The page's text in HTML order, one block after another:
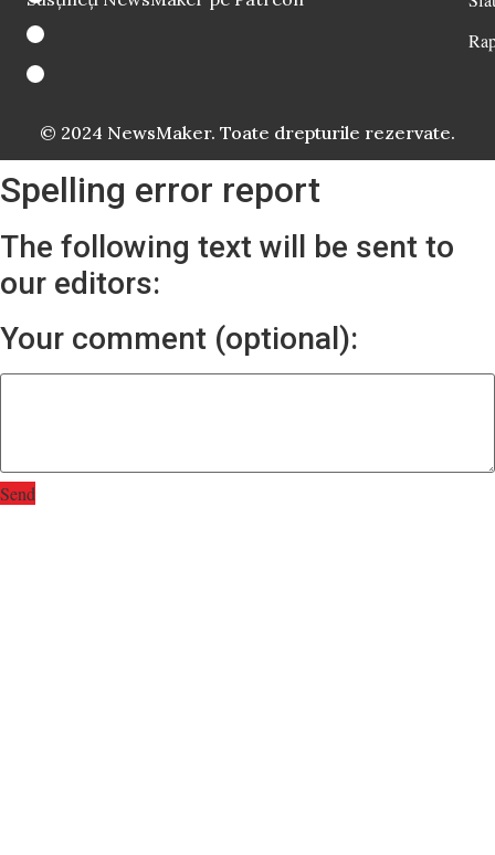
© 2024 NewsMaker. Toate drepturile rezervate.
Spelling error report
The following text will be sent to
our editors:
Your comment (optional):
Send